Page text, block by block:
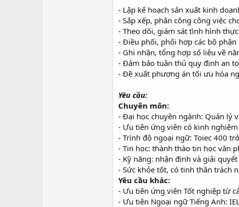
- Lập kế hoạch sản xuất kinh
- Sắp xếp, phân công công việc
- Theo dõi, giám sát tình hình
- Điều phối, phối hợp các bộ phận
- Ghi nhận, tổng hợp số liệu về
- Đảm bảo tuân thủ quy định an
- Đề xuất phương án tối ưu hóa
Yêu cầu:
Chuyên môn:
- Đại học chuyên ngành: Quản lý
- Ưu tiên ứng viên có kinh
- Trình độ ngoại ngữ: Toiec 400
- Tin học: thành thào tin học văn
- Kỹ năng: nhận định và giải
- Sức khỏe tốt, có tinh thần trách
Yêu cầu khác:
- Ưu tiên ứng viên Tốt nghiệp từ
- Ưu tiên Ngoại ngữ Tiếng Anh: